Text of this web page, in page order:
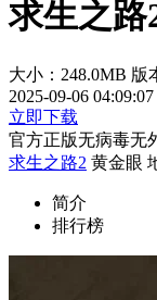
求生之路
大小：248.0MB 版
2025-09-06 04:09:07
立即下载
官方正版无病毒无
求生之路2 黄金眼
简介
排行榜